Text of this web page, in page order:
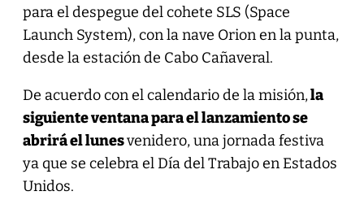
para el despegue del cohete SLS (Space
Launch System), con la nave Orion en la punta,
desde la estación de Cabo Cañaveral.
De acuerdo con el calendario de la misión,la
siguiente ventana para el lanzamiento se
abrirá el lunesvenidero, una jornada festiva
ya que se celebra el Día del Trabajo en Estados
Unidos.